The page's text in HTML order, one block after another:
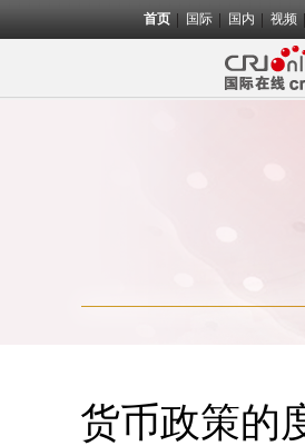
首页 国际 国内 视频
货币政策的